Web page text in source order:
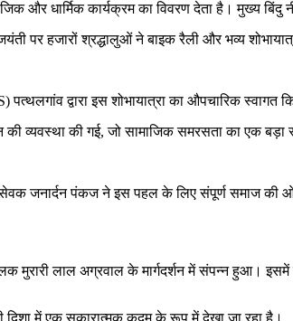
और धार्मिक कार्यक्रम का विवरण देता है। मुख्य बिंदु
पर हजारों श्रद्धालुओं ने बाइक रैली और भव्य
द्वारा इस शोभायात्रा का औपचारिक स्वागत
व्यवस्था की गई, जो सामाजिक समरसता का एक बड़ा
सेवक जनार्दन पंकज ने इस पहल के लिए संपूर्ण समाज
मुरारी लाल अग्रवाल के मार्गदर्शन में संपन्न हुआ।
दिशा में एक सकारात्मक कदम के रूप में देखा जा रहा है।